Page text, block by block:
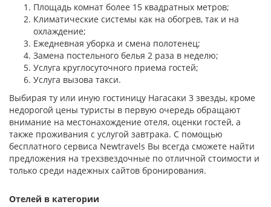
Площадь комнат более 15 квадратных метров;
Климатические системы как на обогрев, так и на
охлаждение;
Ежедневная уборка и смена полотенец;
Замена постельного белья 2 раза в неделю;
Услуга круглосуточного приема гостей;
Услуга вызова такси.
Выбирая ту или иную гостиницу Нагасаки 3 звезды, кроме
недорогой цены туристы в первую очередь обращают
внимание на местонахождение отеля, оценки гостей, а
также проживания с услугой завтрака. С помощью
бесплатного сервиса Newtravels Вы всегда сможете найти
предложения на трехзвездочные по отличной стоимости и
только среди надежных сайтов бронирования.
Отелей в категории